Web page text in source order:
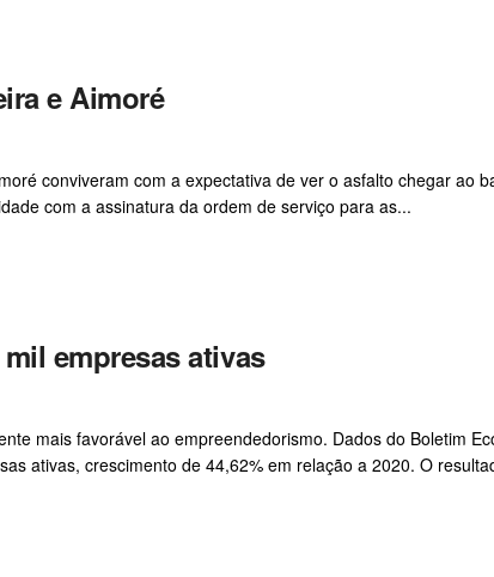
e Aimoré
conviveram com a expectativa de ver o asfalto chegar ao
com a assinatura da ordem de serviço para as...
empresas ativas
mais favorável ao empreendedorismo. Dados do Boletim
ativas, crescimento de 44,62% em relação a 2020. O